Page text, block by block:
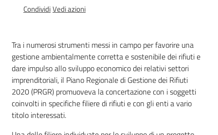
contaminati
Servizi
acqua/rifiuti
Comunicazione
CondividiVedi azioni
Tra i numerosi strumenti messi in campo per favorire una
gestione ambientalmente corretta e sostenibile dei rifiuti e
dare impulso allo sviluppo economico dei relativi settori
imprenditoriali, il Piano Regionale di Gestione dei Rifiuti
2020 (PRGR) promuoveva la concertazione con i soggetti
coinvolti in specifiche filiere di rifiuti e con gli enti a vario
titolo interessati.